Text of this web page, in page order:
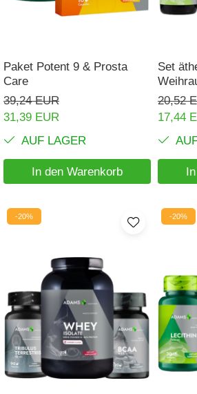
Sonstiges
Zubehör
Shaker
Proteinriegel
Haare, Haut und Nägel
Hormonstörungen
Immunität
Leberschutz
Migräne
Muskelsystem
Nervensystem
Nieren
Okulare
Potenz
Paket Potent 9 & Prosta
Care
39,24 EUR
31,39 EUR
AUF LAGER
In den Warenkorb
Set
20,52
17,44
-20% -20%